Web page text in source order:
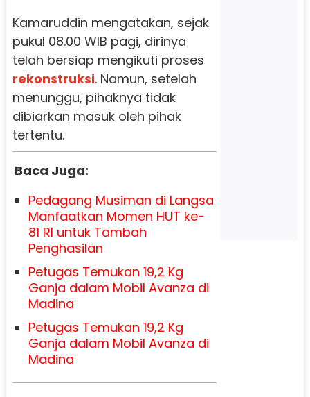
Kamaruddin mengatakan, sejak
pukul 08.00 WIB pagi, dirinya
telah bersiap mengikuti proses
rekonstruksi. Namun, setelah
menunggu, pihaknya tidak
dibiarkan masuk oleh pihak
tertentu.
Baca Juga:
Pedagang Musiman di Langsa
Manfaatkan Momen HUT ke-
81 RI untuk Tambah
Penghasilan
Petugas Temukan 19,2 Kg
Ganja dalam Mobil Avanza di
Madina
Petugas Temukan 19,2 Kg
Ganja dalam Mobil Avanza di
Madina